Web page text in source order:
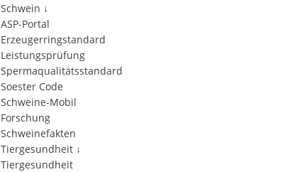
Schwein ↓
ASP-Portal
Erzeugerringstandard
Leistungsprüfung
Spermaqualitätsstandard
Soester Code
Schweine-Mobil
Forschung
Schweinefakten
Tiergesundheit ↓
Tiergesundheit